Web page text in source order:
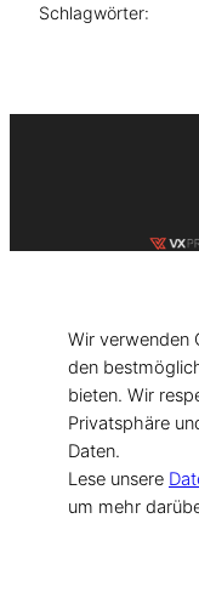
Schlagwörter:
for
Wir verwenden
den
bieten. Wir
Privatsphäre
Daten.
Lese unsere
um mehr